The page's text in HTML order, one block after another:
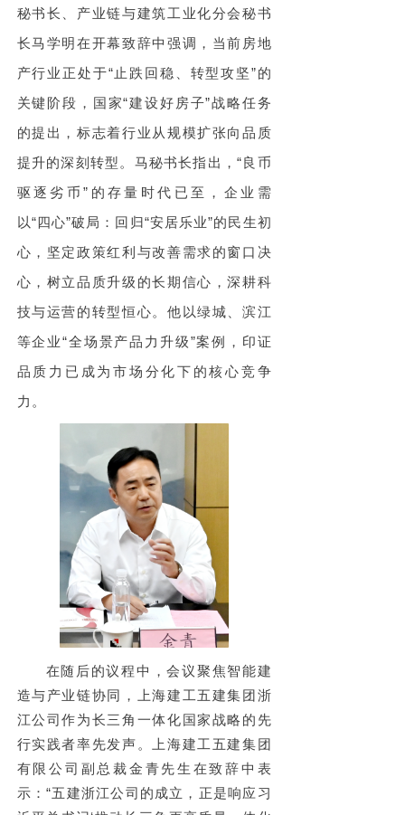
秘书长、 产业链与建筑工业化分会秘书
长马学明在开幕致辞中强调，当前房地
产行业正处于“止跌回稳、转型攻坚”的
关键阶段，国家“建设好房子”战略任务
的提出，标志着行业从规模扩张向品质
提升的深刻转型。马秘书长指出，“良币
驱逐劣币”的存量时代已至，企业需
以“四心”破局：回归“安居乐业”的民生初
心，坚定政策红利与改善需求的窗口决
心，树立品质升级的长期信心，深耕科
技与运营的转型恒心。他以绿城、滨江
等企业“全场景产品力升级”案例，印证
品质力已成为市场分化下的核心竞争
力。
在随后的议程中，会议聚焦智能建
造与产业链协同，上海建工五建集团浙
江公司作为长三角一体化国家战略的先
行实践者率先发声。上海建工五建集团
有限公司副总裁金青先生在致辞中表
示：“五建浙江公司的成立，正是响应习